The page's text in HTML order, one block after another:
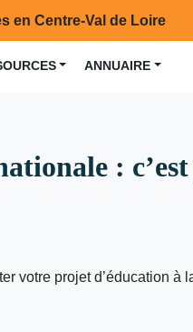
en Centre-Val de Loire
ANNUAIRE
: c’est
votre projet d’éducation